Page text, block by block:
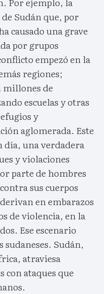
Sudán que, por
causado una grave
por grupos
empezó en la
regiones;
millones de
escuelas y otras
y
aglomerada. Este
una verdadera
y violaciones
parte de hombres
sus cuerpos
en embarazos
de violencia, en la
Ese escenario
sudaneses. Sudán,
atraviesa
ataques que